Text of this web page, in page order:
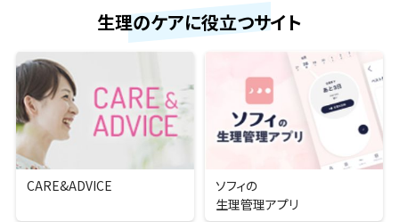
生理のケアに役立つサイト
CARE&ADVICE
ソフィの
生理管理アプリ